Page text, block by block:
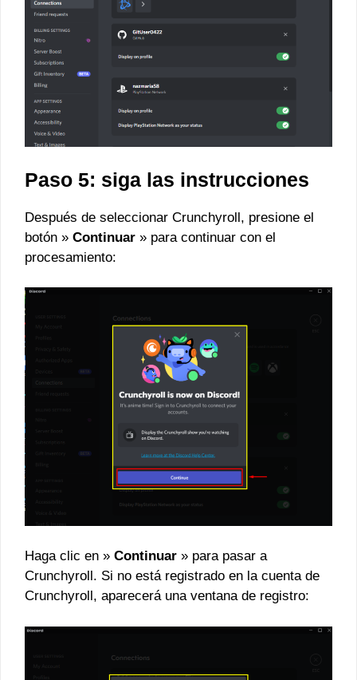
Paso 5: siga las instrucciones
Después de seleccionar Crunchyroll, presione el
botón » Continuar » para continuar con el
procesamiento:
Haga clic en » Continuar » para pasar a
Crunchyroll. Si no está registrado en la cuenta de
Crunchyroll, aparecerá una ventana de registro: